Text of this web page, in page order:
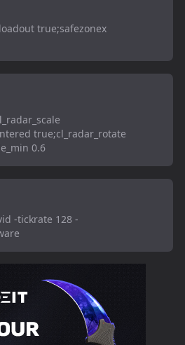
true;safezonex
true;cl_radar_rotate
0.6
-tickrate 128 -